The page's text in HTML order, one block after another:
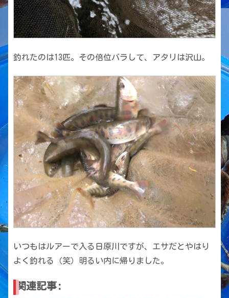
釣れたのは13匹。その倍位バラして、アタリは沢山。
いつもはルアーで入る日原川ですが、エサだとやはり
よく釣れる（笑）明るい内に帰りました。
関連記事: